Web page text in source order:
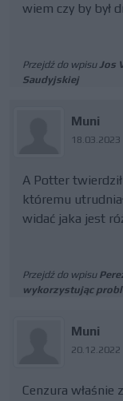
wiem czy by był
Przejdź do wpisuJos
Saudyjskiej
Muni
18.03.2023
A Potter
któremu
widać jaka jest
Przejdź do wpisu
wykorzystując
Muni
20.12.2022
Cenzura właśnie